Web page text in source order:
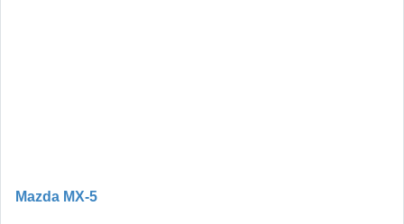
Mazda MX-5